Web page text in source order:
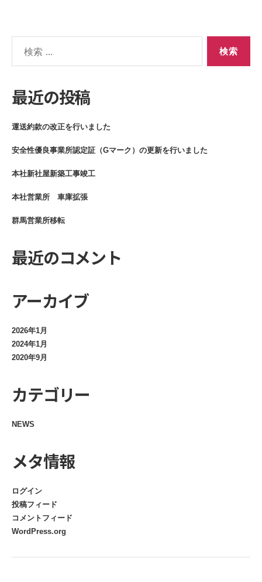
ー
シ
ョ
ン
対
最近の投稿
運送約款の改正を行いました
安全性優良事業所認定証（Gマーク）の更新を行いました
本社新社屋新築工事竣工
本社営業所 車庫拡張
群馬営業所移転
最近のコメント
アーカイブ
2026年1月
2024年1月
2020年9月
カテゴリー
NEWS
メタ情報
ログイン
投稿フィード
コメントフィード
WordPress.org